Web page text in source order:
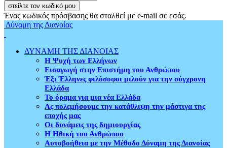
Ένας κωδικός πρόσβασης θα σταλθεί με e-mail σε εσάς.
Δύναμη της Διανοίας
ΔΥΝΑΜΗ ΤΗΣ ΔΙΑΝΟΙΑΣ
Η Ψυχή των Ελλήνων
Εισαγωγή στην Επιστήμη του Ανθρώπου
Έξι Έλληνες φιλόσοφοι μιλούν για την σύγχρονη
Ελλάδα
Το όραμα για μια νέα Ελλάδα
Ας πολεμήσουμε την κατάθλιψη την μάστιγα της
εποχής μας
Οι δυνάμεις της δημιουργίας
Η Ηθική του Ανθρώπου
Αυτοβοήθεια με την Μέθοδο Δύναμη της Διανοίας